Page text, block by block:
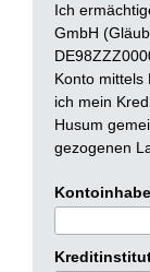
Ich
GmbH
Konto mittels
ich mein
Husum
gezogenen